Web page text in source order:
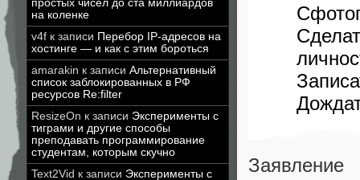
простых чисел до ста миллиардов
на коленке
v4f к записи Перебор IP-адресов на
хостинге — и как с этим бороться
amarakin к записи Альтернативный
список заблокированных в РФ
ресурсов Re:filter
ResizeOn к записи Эксперименты с
тиграми и другие способы
преподавать программирование
студентам, которым скучно
Text2Vid к записи Эксперименты с